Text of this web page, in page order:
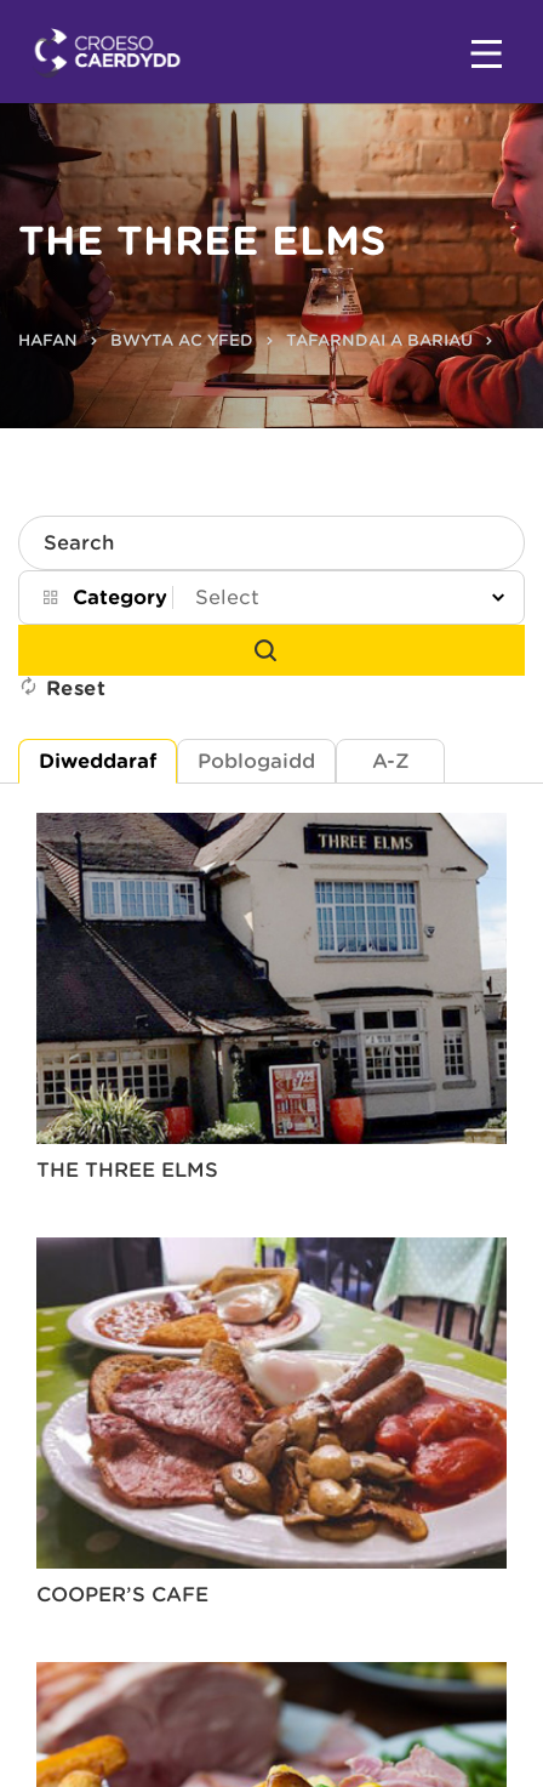
THE THREE ELMS
HAFAN BWYTA AC YFED TAFARNDAI A BARIAU
Search
Category
Reset
Diweddaraf Poblogaidd A-Z
THE THREE ELMS
COOPER’S CAFE